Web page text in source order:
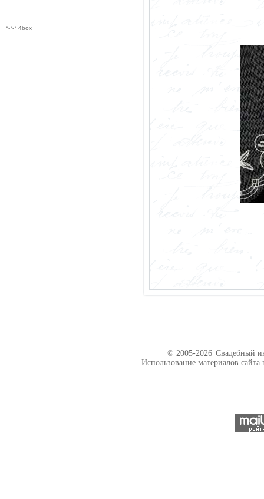
*-*-* 4box
© 2005-2026 Свадебный
Использование материалов